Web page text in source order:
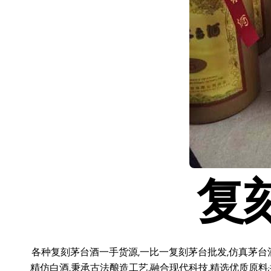
复
各种复刻茅台酒一手货源,一比一复刻茅台批发,仿真茅
精仿白酒,秉承古法酿造工艺,融合现代科技,精选优质原